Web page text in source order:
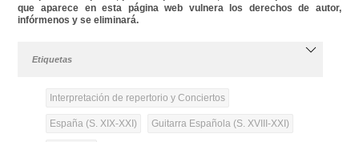
que aparece en esta página web vulnera los derechos de autor,
infórmenos y se eliminará.
Etiquetas
Interpretación de repertorio y Conciertos
España (S. XIX-XXI) Guitarra Española (S. XVIII-XXI)